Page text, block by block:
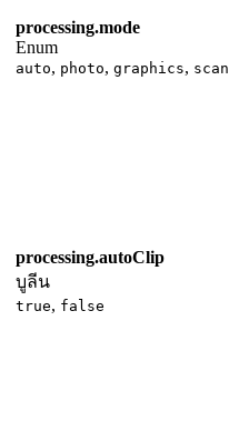
processing.mode
Enum
auto, photo, graphics, scan
processing.autoClip
บูลีน
true, false